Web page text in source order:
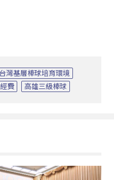
台灣基層棒球培育環境
費
高雄三級棒球